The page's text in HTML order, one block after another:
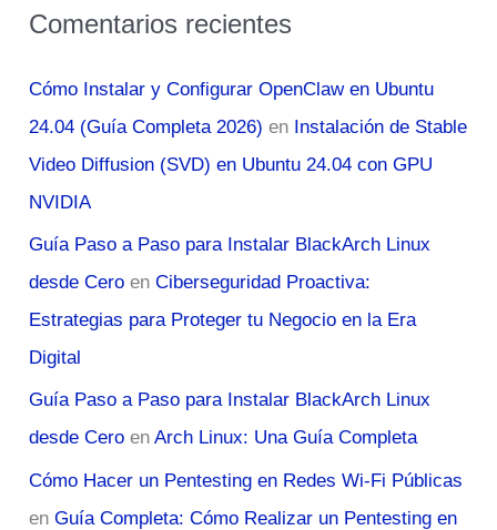
Comentarios recientes
Cómo Instalar y Configurar OpenClaw en Ubuntu
24.04 (Guía Completa 2026) en Instalación de Stable
Video Diffusion (SVD) en Ubuntu 24.04 con GPU
NVIDIA
Guía Paso a Paso para Instalar BlackArch Linux
desde Cero enCiberseguridad Proactiva:
Estrategias para Proteger tu Negocio en la Era
Digital
Guía Paso a Paso para Instalar BlackArch Linux
desde Cero enArch Linux: Una Guía Completa
Cómo Hacer un Pentesting en Redes Wi-Fi Públicas
enGuía Completa: Cómo Realizar un Pentesting en